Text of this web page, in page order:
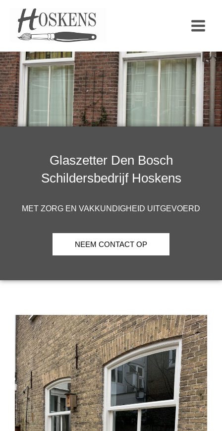
Glaszetter Den Bosch
Schildersbedrijf Hoskens
MET ZORG EN VAKKUNDIGHEID UITGEVOERD
NEEM CONTACT OP